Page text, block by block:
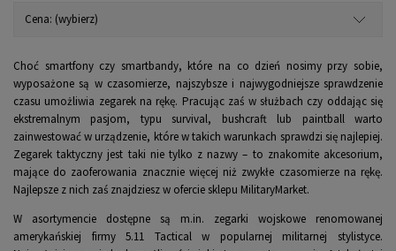
Cena: (wybierz)
Choć smartfony czy smartbandy, które na co dzień nosimy przy sobie,
wyposażone są w czasomierze, najszybsze i najwygodniejsze sprawdzenie
czasu umożliwia zegarek na rękę. Pracując zaś w służbach czy oddając się
ekstremalnym pasjom, typu survival, bushcraft lub paintball warto
zainwestować w urządzenie, które w takich warunkach sprawdzi się najlepiej.
Zegarek taktyczny jest taki nie tylko z nazwy – to znakomite akcesorium,
mające do zaoferowania znacznie więcej niż zwykłe czasomierze na rękę.
Najlepsze z nich zaś znajdziesz w ofercie sklepu MilitaryMarket.
W asortymencie dostępne są m.in. zegarki wojskowe renomowanej
amerykańskiej firmy 5.11 Tactical w popularnej militarnej stylistyce.